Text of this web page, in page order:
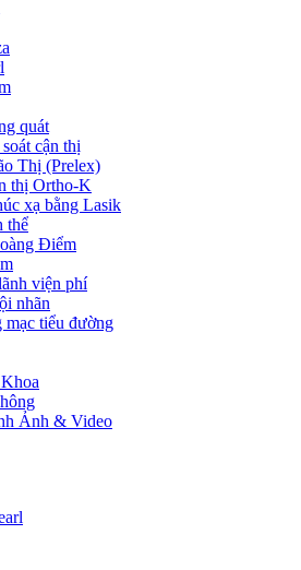
quát
cận thị
Thị (Prelex)
thị Ortho-K
xạ bằng Lasik
thể
Điểm
viện phí
nhãn
tiểu đường
Ảnh & Video